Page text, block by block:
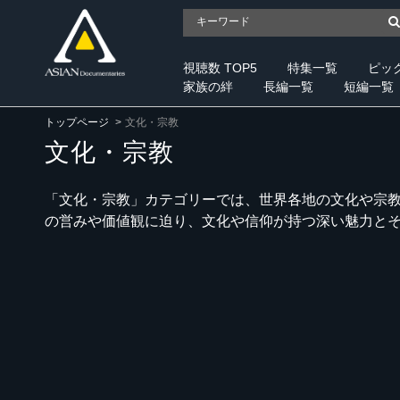
視聴数 TOP5 特集一覧
ピッ
家族の絆
長編一覧 短編一覧
トップページ 文化・宗教
文化・宗教
「文化・宗教」カテゴリーでは、世界各地の文化や
の営みや価値観に迫り、文化や信仰が持つ深い魅力と